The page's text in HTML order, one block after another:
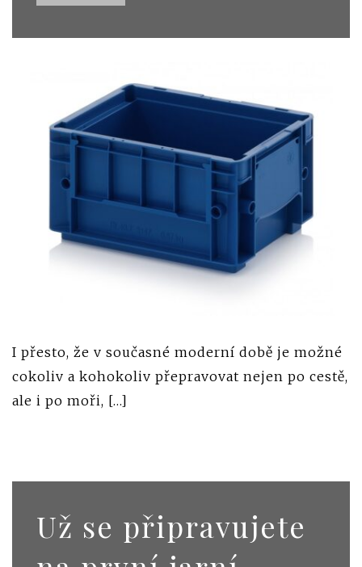
I přesto, že v současné moderní době je možné
cokoliv a kohokoliv přepravovat nejen po cestě,
ale i po moři, […]
Už se připravujete